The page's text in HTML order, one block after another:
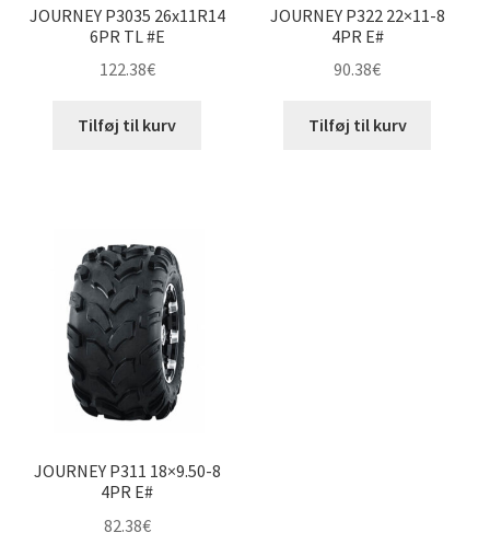
JOURNEY P3035 26x11R14
6PR TL #E
122.38€
Tilføj til kurv
JOURNEY P322 22×11-8
4PR E#
90.38€
Tilføj til kurv
JOURNEY P311 18×9.50-8
4PR E#
82.38€